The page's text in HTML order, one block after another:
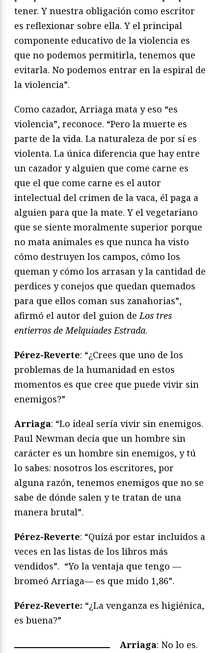
tener. Y nuestra obligación como escritor
es reflexionar sobre ella. Y el principal
componente educativo de la violencia es
que no podemos permitirla, tenemos que
evitarla. No podemos entrar en la espiral de
la violencia”.
Como cazador, Arriaga mata y eso “es
violencia”, reconoce. “Pero la muerte es
parte de la vida. La naturaleza de por sí es
violenta. La única diferencia que hay entre
un cazador y alguien que come carne es
que el que come carne es el autor
intelectual del crimen de la vaca, él paga a
alguien para que la mate. Y el vegetariano
que se siente moralmente superior porque
no mata animales es que nunca ha visto
cómo destruyen los campos, cómo los
queman y cómo los arrasan y la cantidad de
perdices y conejos que quedan quemados
para que ellos coman sus zanahorias”,
afirmó el autor del guion deLos tres
entierros de Melquiades Estrada.
Pérez-Reverte: “¿Crees que uno de los
problemas de la humanidad en estos
momentos es que cree que puede vivir sin
enemigos?”
Arriaga: “Lo ideal sería vivir sin enemigos.
Paul Newman decía que un hombre sin
carácter es un hombre sin enemigos, y tú
lo sabes: nosotros los escritores, por
alguna razón, tenemos enemigos que no se
sabe de dónde salen y te tratan de una
manera brutal”.
Pérez-Reverte: “Quizá por estar incluidos a
veces en las listas de los libros más
vendidos”. “Yo la ventaja que tengo —
bromeó Arriaga— es que mido 1,86”.
Pérez-Reverte: “¿La venganza es higiénica,
es buena?”
Arriaga: No lo es.